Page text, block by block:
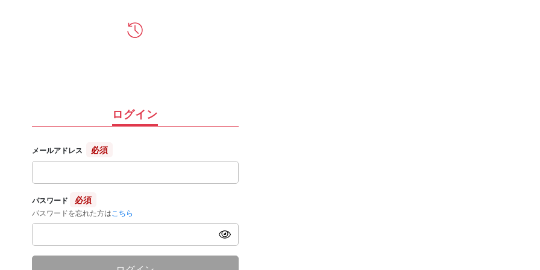
ログイン
メールアドレス 必須
パスワード 必須
パスワードを忘れた方は こちら